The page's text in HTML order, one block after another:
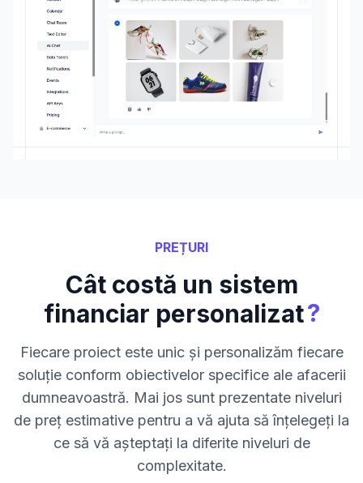
PREȚURI
Cât costă un sistem
financiar personalizat?
Fiecare proiect este unic și personalizăm fiecare
soluție conform obiectivelor specifice ale afacerii
dumneavoastră. Mai jos sunt prezentate niveluri
de preț estimative pentru a vă ajuta să înțelegeți la
ce să vă așteptați la diferite niveluri de
complexitate.